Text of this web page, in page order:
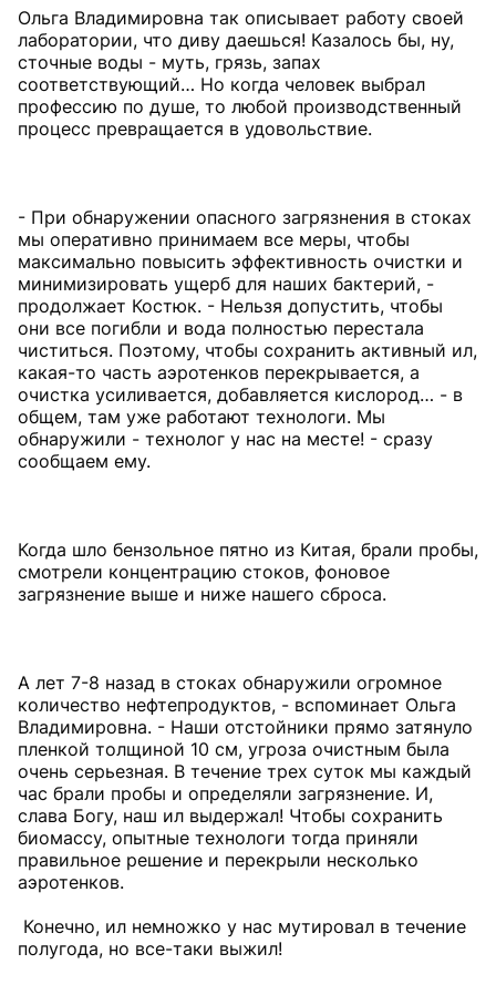
Ольга Владимировна так описывает работу своей
лаборатории, что диву даешься! Казалось бы, ну,
сточные воды - муть, грязь, запах
соответствующий… Но когда человек выбрал
профессию по душе, то любой производственный
процесс превращается в удовольствие.
- При обнаружении опасного загрязнения в стоках
мы оперативно принимаем все меры, чтобы
максимально повысить эффективность очистки и
минимизировать ущерб для наших бактерий, -
продолжает Костюк. - Нельзя допустить, чтобы
они все погибли и вода полностью перестала
чиститься. Поэтому, чтобы сохранить активный ил,
какая-то часть аэротенков перекрывается, а
очистка усиливается, добавляется кислород… - в
общем, там уже работают технологи. Мы
обнаружили - технолог у нас на месте! - сразу
сообщаем ему.
Когда шло бензольное пятно из Китая, брали пробы,
смотрели концентрацию стоков, фоновое
загрязнение выше и ниже нашего сброса.
А лет 7-8 назад в стоках обнаружили огромное
количество нефтепродуктов, - вспоминает Ольга
Владимировна. - Наши отстойники прямо затянуло
пленкой толщиной 10 см, угроза очистным была
очень серьезная. В течение трех суток мы каждый
час брали пробы и определяли загрязнение. И,
слава Богу, наш ил выдержал! Чтобы сохранить
биомассу, опытные технологи тогда приняли
правильное решение и перекрыли несколько
аэротенков.
Конечно, ил немножко у нас мутировал в течение
полугода, но все-таки выжил!